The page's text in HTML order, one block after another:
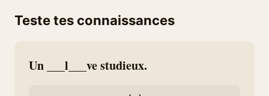
Teste tes connaissances
Un ___l___ve studieux.